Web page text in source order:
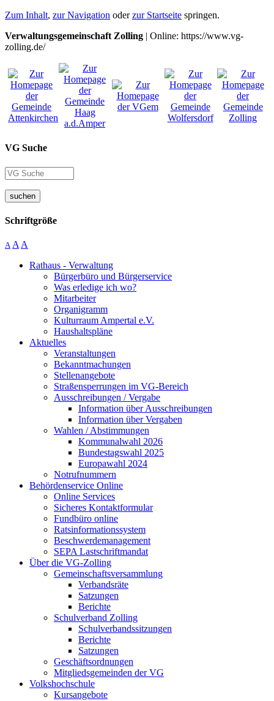
Zum Inhalt, zur Navigation oderzur Startseite springen.
Verwaltungsgemeinschaft Zolling | Online: https://www.vg-
zolling.de/
VG Suche
suchen
Schriftgröße
A A A
Rathaus - Verwaltung
Bürgerbüro und Bürgerservice
Was erledige ich wo?
Mitarbeiter
Organigramm
Kulturraum Ampertal e.V.
Haushaltspläne
Aktuelles
Veranstaltungen
Bekanntmachungen
Stellenangebote
Straßensperrungen im VG-Bereich
Ausschreibungen / Vergabe
Information über Ausschreibungen
Information über Vergaben
Wahlen / Abstimmungen
Kommunalwahl 2026
Bundestagswahl 2025
Europawahl 2024
Notrufnummern
Behördenservice Online
Online Services
Sicheres Kontaktformular
Fundbüro online
Ratsinformationssystem
Beschwerdemanagement
SEPA Lastschriftmandat
Über die VG-Zolling
Gemeinschaftsversammlung
Verbandsräte
Satzungen
Berichte
Schulverband Zolling
Schulverbandssitzungen
Berichte
Satzungen
Geschäftsordnungen
Mitgliedsgemeinden der VG
Volkshochschule
Kursangebote